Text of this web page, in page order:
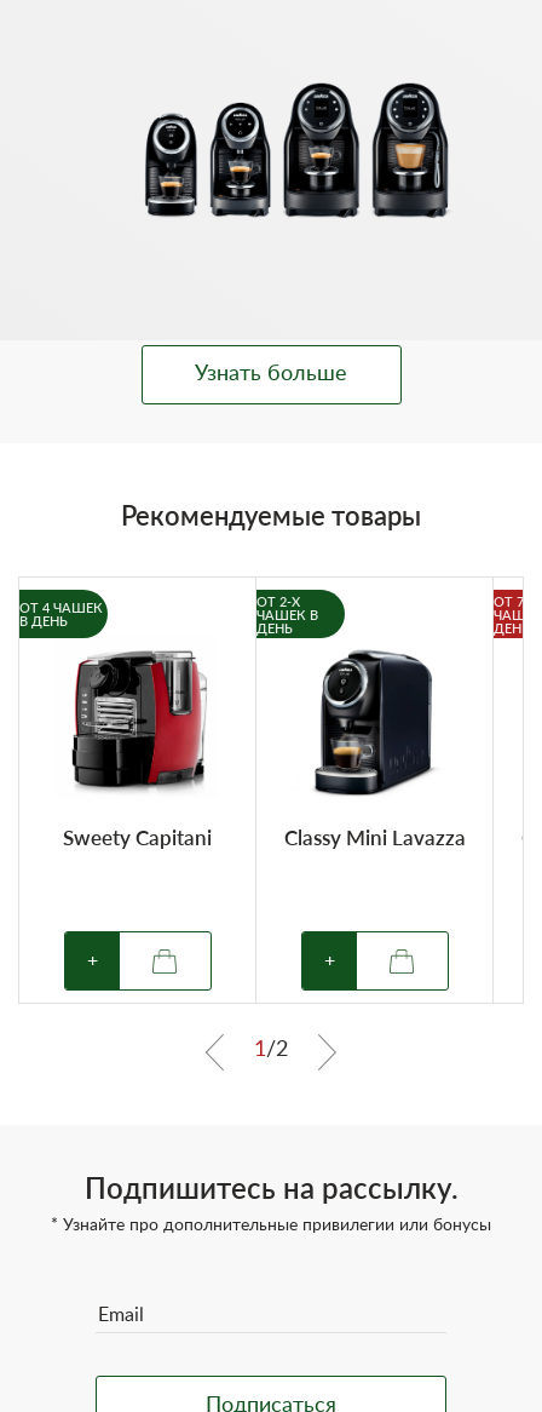
Узнать больше
Рекомендуемые товары
ОТ 4 ЧАШЕК
В ДЕНЬ
Sweety Capitani
+
ОТ 2-Х
ЧАШЕК В
ДЕНЬ
Classy Mini Lavazza
+
ОТ 7-И
ДЕНЬ
1/2
Подпишитесь на рассылку.
* Узнайте про дополнительные привилегии или бонусы